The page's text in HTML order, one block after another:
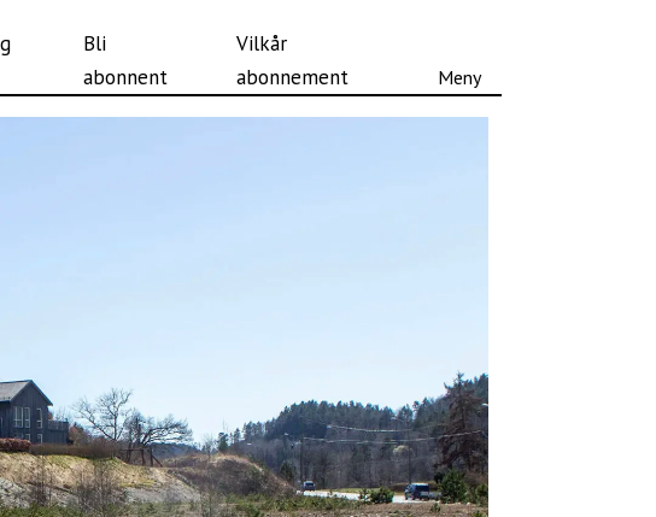
Bli
abonnent
Vilkår
abonnement